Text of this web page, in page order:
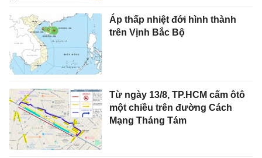
Áp thấp nhiệt đới hình thành
trên Vịnh Bắc Bộ
Từ ngày 13/8, TP.HCM cấm ôtô
một chiều trên đường Cách
Mạng Tháng Tám